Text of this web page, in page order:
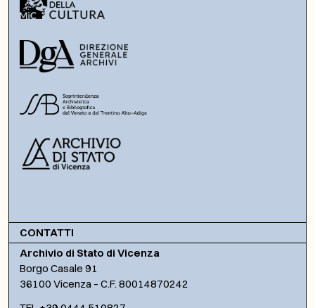
CONTATTI
Archivio di Stato di Vicenza
Borgo Casale 91
36100 Vicenza – C.F. 80014870242